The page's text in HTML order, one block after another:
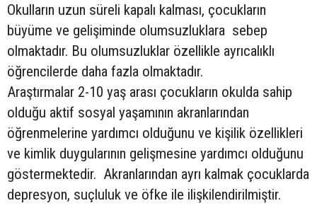
Okulların uzun süreli kapalı kalması, çocukların
büyüme ve gelişiminde olumsuzluklara sebep
olmaktadır. Bu olumsuzluklar özellikle ayrıcalıklı
öğrencilerde daha fazla olmaktadır.
Araştırmalar 2-10 yaş arası çocukların okulda sahip
olduğu aktif sosyal yaşamının akranlarından
öğrenmelerine yardımcı olduğunu ve kişilik özellikleri
ve kimlik duygularının gelişmesine yardımcı olduğunu
göstermektedir. Akranlarından ayrı kalmak çocuklarda
depresyon, suçluluk ve öfke ile ilişkilendirilmiştir.